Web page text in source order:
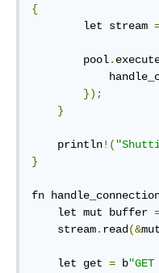
{
        let stream
        pool
.
});
}
    println
!(
}
fn
    let mut buffer
    stream
. read (&
    let get
= b